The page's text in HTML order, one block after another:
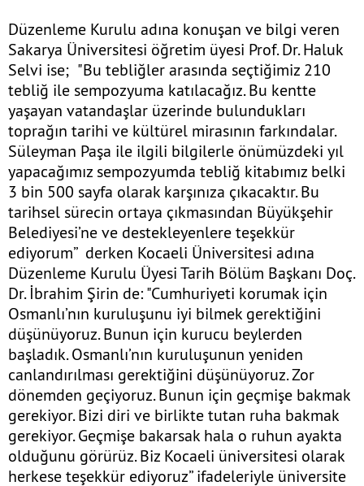
Düzenleme Kurulu adına konuşan ve bilgi veren
Sakarya Üniversitesi öğretim üyesi Prof. Dr. Haluk
Selvi ise; "Bu tebliğler arasında seçtiğimiz 210
tebliğ ile sempozyuma katılacağız. Bu kentte
yaşayan vatandaşlar üzerinde bulundukları
toprağın tarihi ve kültürel mirasının farkındalar.
Süleyman Paşa ile ilgili bilgilerle önümüzdeki yıl
yapacağımız sempozyumda tebliğ kitabımız belki
3 bin 500 sayfa olarak karşınıza çıkacaktır. Bu
tarihsel sürecin ortaya çıkmasından Büyükşehir
Belediyesi’ne ve destekleyenlere teşekkür
ediyorum” derken Kocaeli Üniversitesi adına
Düzenleme Kurulu Üyesi Tarih Bölüm Başkanı Doç.
Dr. İbrahim Şirin de: "Cumhuriyeti korumak için
Osmanlı’nın kuruluşunu iyi bilmek gerektiğini
düşünüyoruz. Bunun için kurucu beylerden
başladık. Osmanlı’nın kuruluşunun yeniden
canlandırılması gerektiğini düşünüyoruz. Zor
dönemden geçiyoruz. Bunun için geçmişe bakmak
gerekiyor. Bizi diri ve birlikte tutan ruha bakmak
gerekiyor. Geçmişe bakarsak hala o ruhun ayakta
olduğunu görürüz. Biz Kocaeli üniversitesi olarak
herkese teşekkür ediyoruz” ifadeleriyle üniversite